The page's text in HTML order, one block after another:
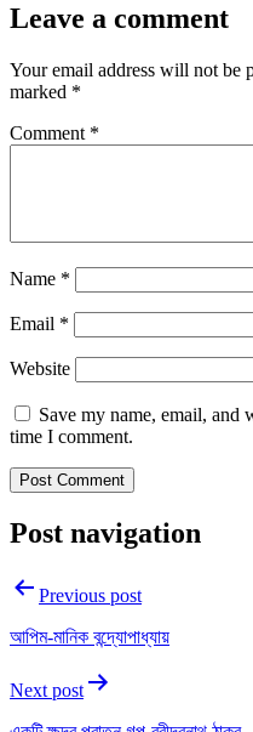
Leave a comment
Your email address will not be
marked *
Comment *
Name *
Email *
Website
Save my name, email, and
time I comment.
Post navigation
Previous post
আপিম-মানিক বন্দ্যোপাধ্যায়
Next post